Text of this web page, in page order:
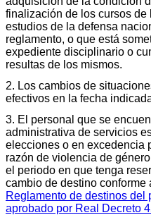
finalización de los cursos
estudios de la defensa
reglamento, o que está
expediente disciplinario o
resultas de los mismos.
2. Los cambios de
efectivos en la fecha
3. El personal que se
administrativa de servicios
elecciones o en excedencia
razón de violencia de
el periodo en que tenga
cambio de destino conforme
Reglamento de destinos del
aprobado por Real Decreto